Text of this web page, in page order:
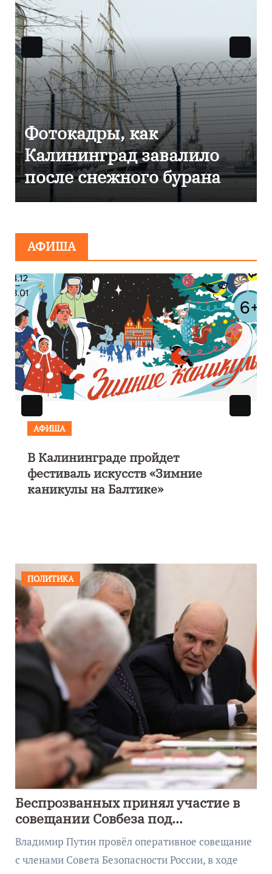
Фоторепортаж как в
Калининграде
эвакуировали ТЦ из-за
сообщения о
АФИША
АФИША
В Калининграде пройдет
фестиваль искусств «Зимние
каникулы на Балтике»
ПОЛИТИКА
Беспрозванных принял участие в
совещании Совбеза под
руководством Путина
Владимир Путин провёл оперативное совещание
с членами Совета Безопасности России, в ходе